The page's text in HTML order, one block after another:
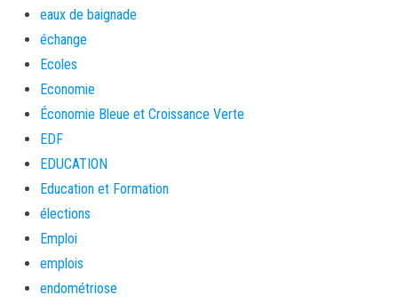
eaux de baignade
échange
Ecoles
Economie
Économie Bleue et Croissance Verte
EDF
EDUCATION
Education et Formation
élections
Emploi
emplois
endométriose